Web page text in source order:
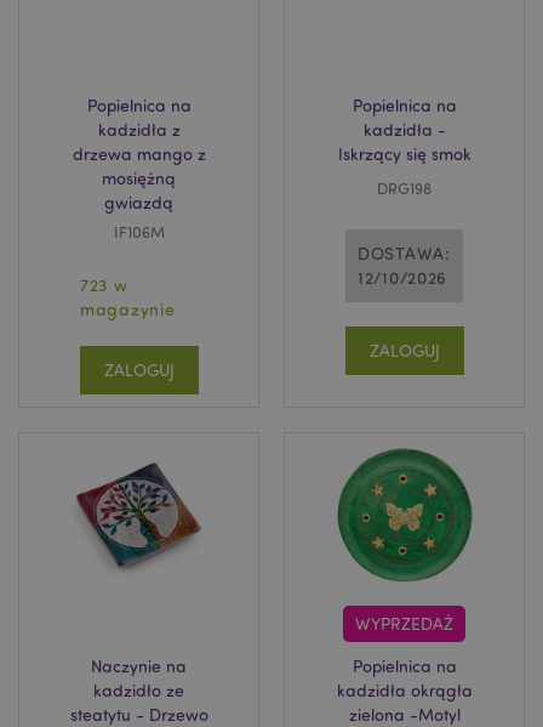
Popielnica na
kadzidła z
drzewa mango z
mosiężną
gwiazdą
IF106M
723 w
magazynie
ZALOGUJ
Popielnica na
kadzidła -
Iskrzący się smok
DRG198
DOSTAWA:
12/10/2026
ZALOGUJ
Naczynie na
kadzidło ze
steatytu - Drzewo
WYPRZEDAŻ
Popielnica na
kadzidła okrągła
zielona -Motyl